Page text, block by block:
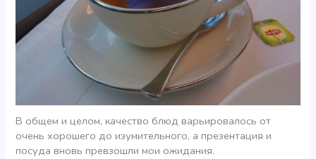
В общем и целом, качество блюд варьировалось от
очень хорошего до изумительного, а презентация и
посуда вновь превзошли мои ожидания.